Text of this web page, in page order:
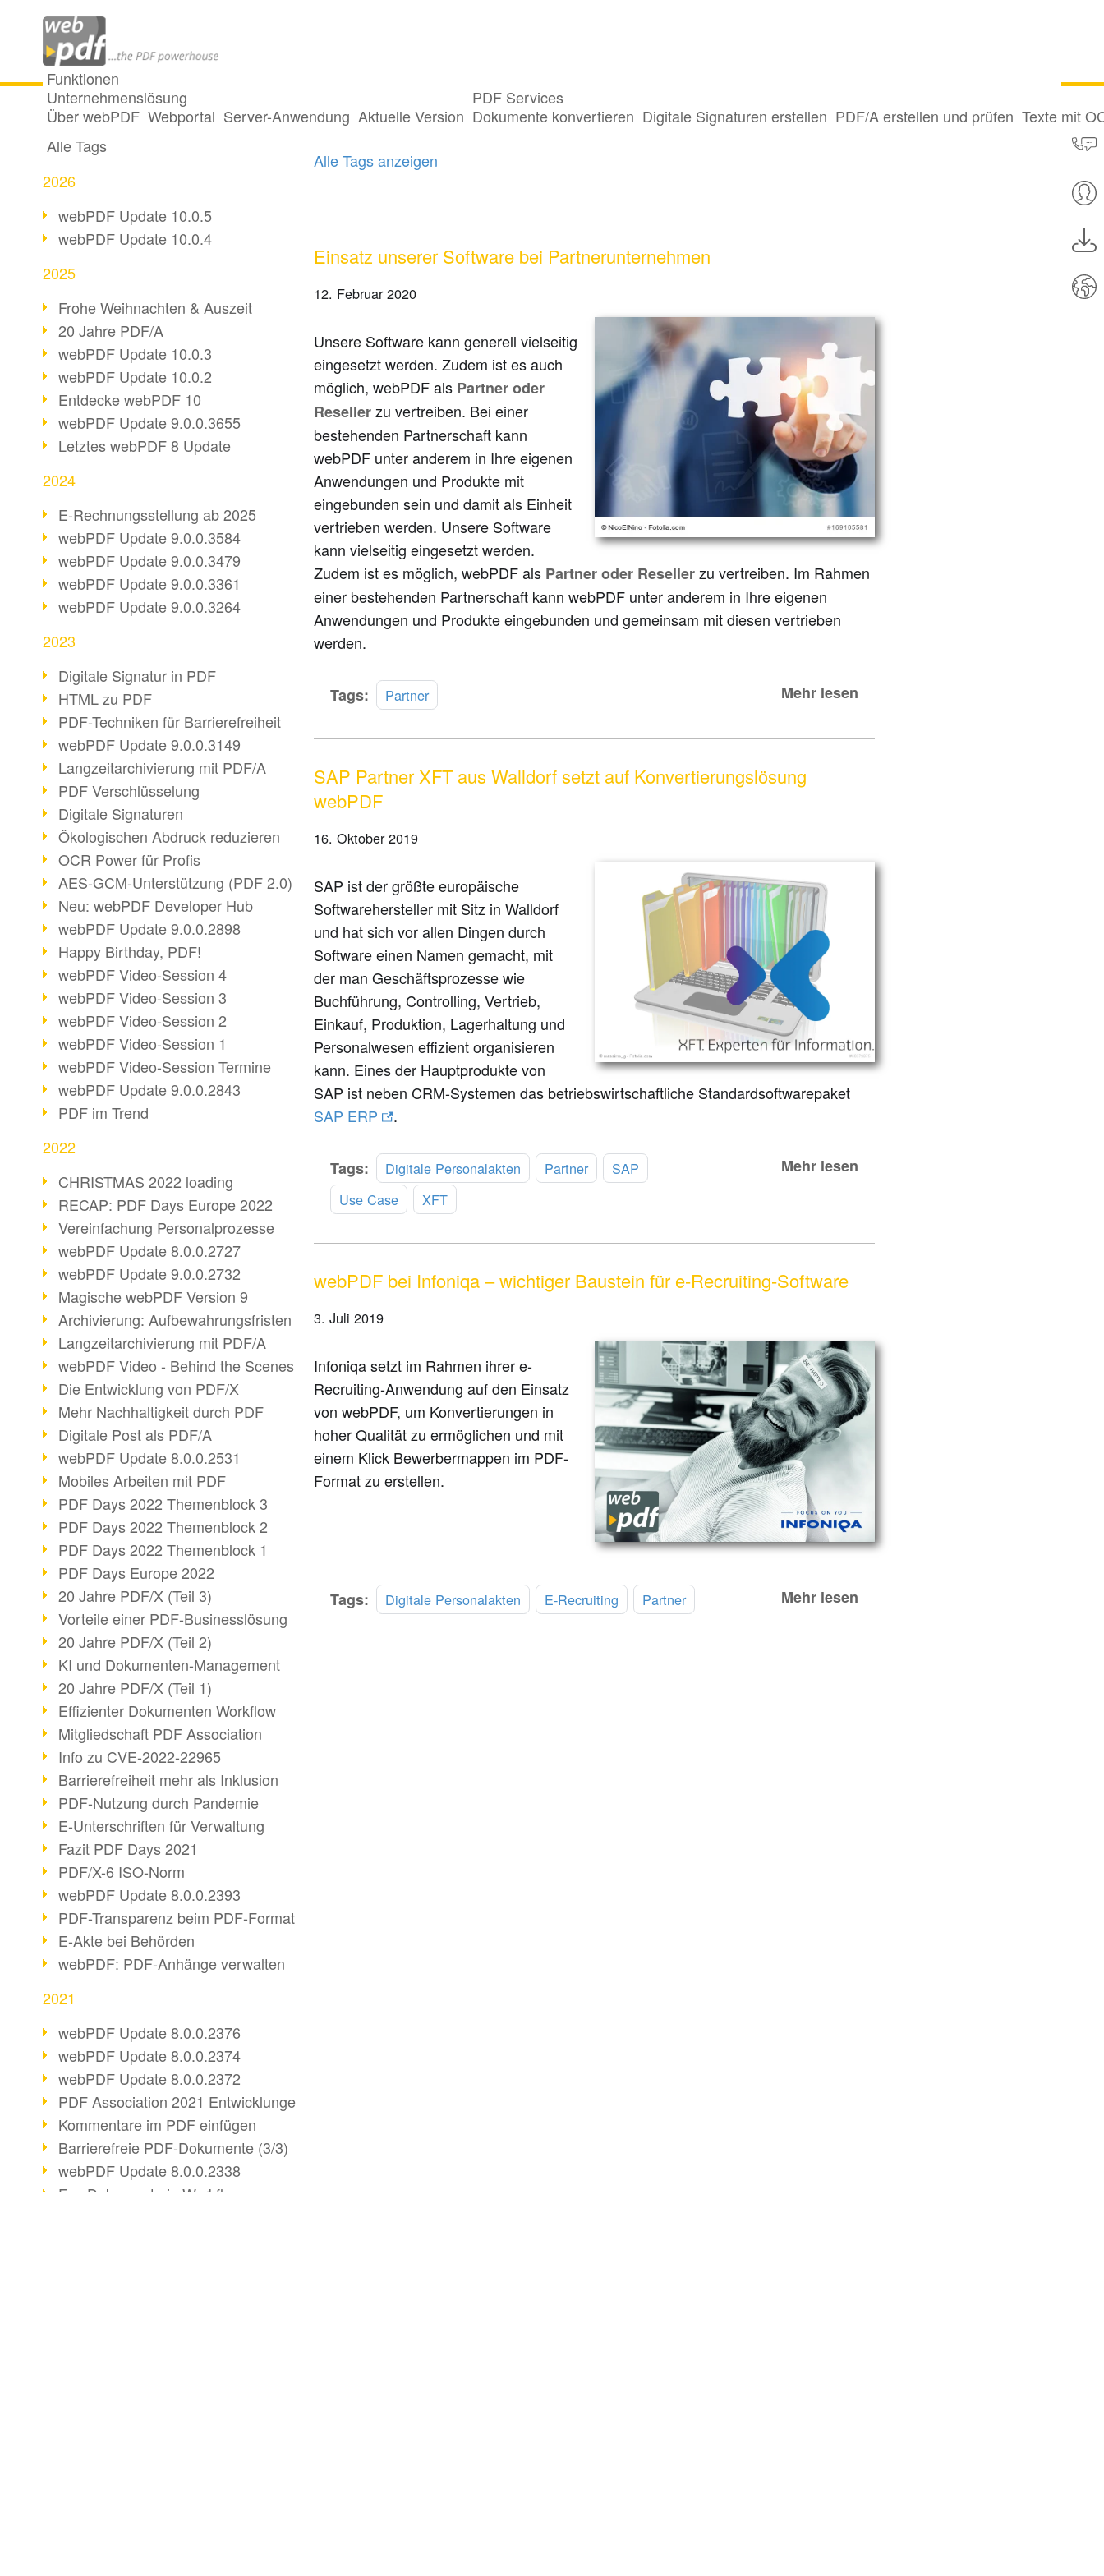
Funktionen
Unternehmenslösung
Über webPDF Webportal Server-Anwendung Aktuelle Version
PDF Services
Dokumente konvertieren Digitale Signaturen erstellen PDF/A erstellen und prüfen Texte mit
Alle Beiträge
Alle Tags
2026
webPDF Update 10.0.5
webPDF Update 10.0.4
2025
Frohe Weihnachten & Auszeit
20 Jahre PDF/A
webPDF Update 10.0.3
webPDF Update 10.0.2
Entdecke webPDF 10
webPDF Update 9.0.0.3655
Letztes webPDF 8 Update
2024
E-Rechnungsstellung ab 2025
webPDF Update 9.0.0.3584
webPDF Update 9.0.0.3479
webPDF Update 9.0.0.3361
webPDF Update 9.0.0.3264
2023
Digitale Signatur in PDF
HTML zu PDF
PDF-Techniken für Barrierefreiheit
webPDF Update 9.0.0.3149
Langzeitarchivierung mit PDF/A
PDF Verschlüsselung
Digitale Signaturen
Ökologischen Abdruck reduzieren
OCR Power für Profis
AES-GCM-Unterstützung (PDF 2.0)
Neu: webPDF Developer Hub
webPDF Update 9.0.0.2898
Happy Birthday, PDF!
webPDF Video-Session 4
webPDF Video-Session 3
webPDF Video-Session 2
webPDF Video-Session 1
webPDF Video-Session Termine
webPDF Update 9.0.0.2843
PDF im Trend
2022
CHRISTMAS 2022 loading
RECAP: PDF Days Europe 2022
Vereinfachung Personalprozesse
webPDF Update 8.0.0.2727
webPDF Update 9.0.0.2732
Magische webPDF Version 9
Archivierung: Aufbewahrungsfristen
Langzeitarchivierung mit PDF/A
webPDF Video - Behind the Scenes
Die Entwicklung von PDF/X
Mehr Nachhaltigkeit durch PDF
Digitale Post als PDF/A
webPDF Update 8.0.0.2531
Mobiles Arbeiten mit PDF
PDF Days 2022 Themenblock 3
PDF Days 2022 Themenblock 2
PDF Days 2022 Themenblock 1
PDF Days Europe 2022
20 Jahre PDF/X (Teil 3)
Vorteile einer PDF-Businesslösung
20 Jahre PDF/X (Teil 2)
KI und Dokumenten-Management
20 Jahre PDF/X (Teil 1)
Effizienter Dokumenten Workflow
Mitgliedschaft PDF Association
Info zu CVE-2022-22965
Barrierefreiheit mehr als Inklusion
PDF-Nutzung durch Pandemie
E-Unterschriften für Verwaltung
Fazit PDF Days 2021
PDF/X-6 ISO-Norm
webPDF Update 8.0.0.2393
PDF-Transparenz beim PDF-Format
E-Akte bei Behörden
webPDF: PDF-Anhänge verwalten
2021
webPDF Update 8.0.0.2376
webPDF Update 8.0.0.2374
webPDF Update 8.0.0.2372
PDF Association 2021 Entwicklungen
Kommentare im PDF einfügen
Barrierefreie PDF-Dokumente (3/3)
webPDF Update 8.0.0.2338
Fax-Dokumente in Workflow
3 Posts getaggt mit "Partner"
Alle Tags anzeigen
Einsatz unserer Software bei Partnerunternehmen
12. Februar 2020
Unsere Software kann generell vielseitig
eingesetzt werden. Zudem ist es auch
möglich, webPDF als Partner oder
Resellerzu vertreiben. Bei einer
bestehenden Partnerschaft kann
webPDF unter anderem in Ihre eigenen
Anwendungen und Produkte mit
eingebunden sein und damit als Einheit
vertrieben werden. Unsere Software
kann vielseitig eingesetzt werden.
Zudem ist es möglich, webPDF als Partner oder Resellerzu vertreiben. Im Rahmen
einer bestehenden Partnerschaft kann webPDF unter anderem in Ihre eigenen
Anwendungen und Produkte eingebunden und gemeinsam mit diesen vertrieben
werden.
Tags: Partner Mehr lesen
SAP Partner XFT aus Walldorf setzt auf Konvertierungslösung
webPDF
16. Oktober 2019
SAP ist der größte europäische
Softwarehersteller mit Sitz in Walldorf
und hat sich vor allen Dingen durch
Software einen Namen gemacht, mit
der man Geschäftsprozesse wie
Buchführung, Controlling, Vertrieb,
Einkauf, Produktion, Lagerhaltung und
Personalwesen effizient organisieren
kann. Eines der Hauptprodukte von
SAP ist neben CRM-Systemen das betriebswirtschaftliche Standardsoftwarepaket
SAP ERP
.
Tags: Digitale Personalakten Partner
SAP
Use Case
XFT
Mehr lesen
webPDF bei Infoniqa – wichtiger Baustein für e-Recruiting-Software
3. Juli 2019
Infoniqa setzt im Rahmen ihrer e-
Recruiting-Anwendung auf den Einsatz
von webPDF, um Konvertierungen in
hoher Qualität zu ermöglichen und mit
einem Klick Bewerbermappen im PDF-
Format zu erstellen.
Tags: Digitale Personalakten E-Recruiting Partner Mehr lesen